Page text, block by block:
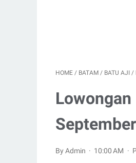
HOME / BATAM / BATU AJI /
By Admin 10:00 AM